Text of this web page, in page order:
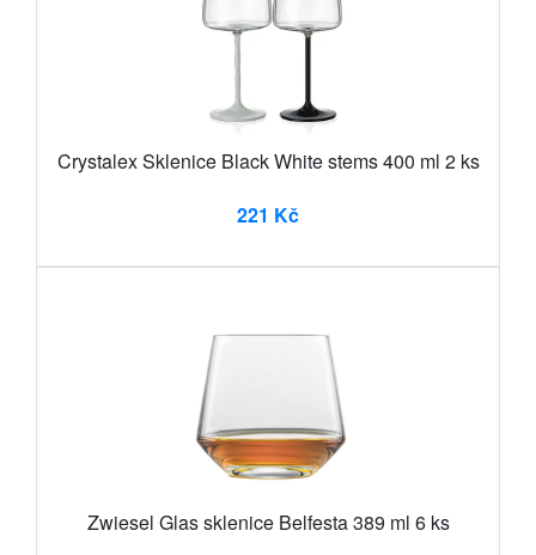
Crystalex Sklenice Black White stems 400 ml 2 ks
221 Kč
Zwiesel Glas sklenice Belfesta 389 ml 6 ks